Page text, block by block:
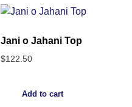
Jani o Jahani Top
$122.50
Add to cart